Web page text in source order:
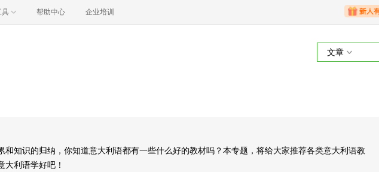
具 帮助中心 企业培训
文章
和知识的归纳，你知道意大利语都有一些什么好的教材吗？本专题，将给大家推荐各类意大利语教
大利语学好吧！